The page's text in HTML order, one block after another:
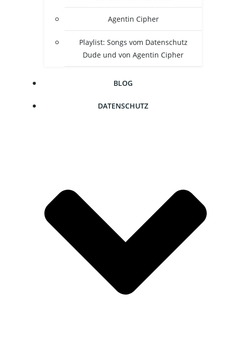
Agen­tin Cipher
Play­list: Songs vom Daten­schutz
Dude und von Agen­tin Cipher
BLOG
DATEN­SCHUTZ